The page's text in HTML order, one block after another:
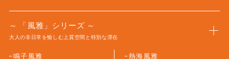
「風雅」シリーズ
大人の非日常を愉しむ上質空間と特別な滞在
鳴子風雅 熱海風雅